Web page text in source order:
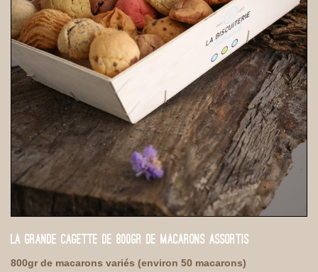
LA GRANDE CAGETTE DE 800GR DE MACARONS ASSORTIS
800gr de macarons variés (environ 50 macarons)